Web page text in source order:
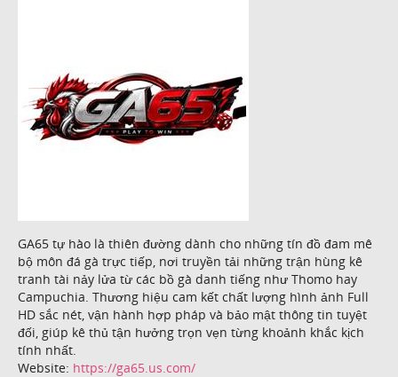
GA65 tự hào là thiên đường dành cho những tín đồ đam mê
bộ môn đá gà trực tiếp, nơi truyền tải những trận hùng kê
tranh tài nảy lửa từ các bồ gà danh tiếng như Thomo hay
Campuchia. Thương hiệu cam kết chất lượng hình ảnh Full
HD sắc nét, vận hành hợp pháp và bảo mật thông tin tuyệt
đối, giúp kê thủ tận hưởng trọn vẹn từng khoảnh khắc kịch
tính nhất.
Website: https://ga65.us.com/